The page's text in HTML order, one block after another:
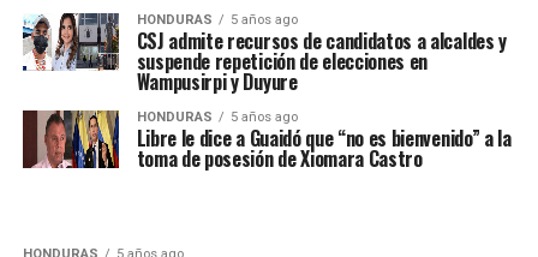
HONDURAS 5 años ago
CSJ admite recursos de candidatos a alcaldes y
suspende repetición de elecciones en
Wampusirpi y Duyure
HONDURAS 5 años ago
Libre le dice a Guaidó que “no es bienvenido” a la
toma de posesión de Xiomara Castro